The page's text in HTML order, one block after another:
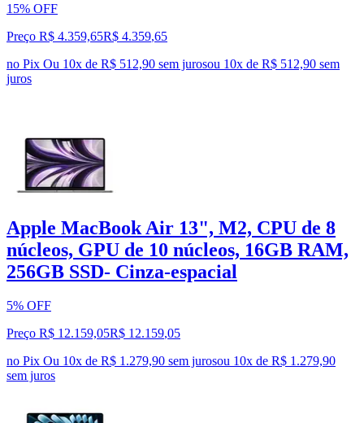
15% OFF
Preço R$ 4.359,65R$ 4.359,65
no Pix Ou 10x de R$ 512,90 sem jurosou 10x de R$ 512,90 sem
juros
Apple MacBook Air 13", M2, CPU de 8
núcleos, GPU de 10 núcleos, 16GB RAM,
256GB SSD- Cinza-espacial
5% OFF
Preço R$ 12.159,05R$ 12.159,05
no Pix Ou 10x de R$ 1.279,90 sem jurosou 10x de R$ 1.279,90
sem juros